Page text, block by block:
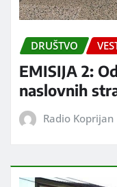
DRUŠTVO
EMISIJA 2:
naslovnih
Radio Koprijan